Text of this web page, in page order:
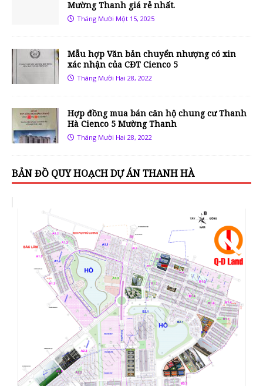
Mường Thanh giá rẻ nhất.
Tháng Mười Một 15, 2025
Mẫu hợp Văn bản chuyển nhượng có xin
xác nhận của CĐT Cienco 5
Tháng Mười Hai 28, 2022
Hợp đồng mua bán căn hộ chung cư Thanh
Hà Cienco 5 Mường Thanh
Tháng Mười Hai 28, 2022
BẢN ĐỒ QUY HOẠCH DỰ ÁN THANH HÀ